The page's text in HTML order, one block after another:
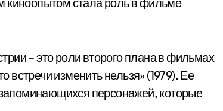
– это роли второго плана в фильмах
встречи изменить нельзя» (1979). Ее
персонажей, которые